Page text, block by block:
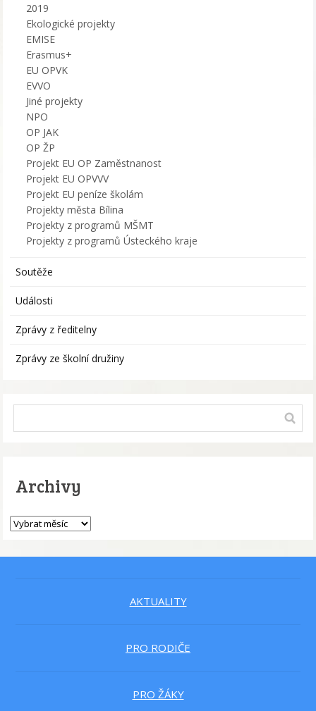
2019
Ekologické projekty
EMISE
Erasmus+
EU OPVK
EVVO
Jiné projekty
NPO
OP JAK
OP ŽP
Projekt EU OP Zaměstnanost
Projekt EU OPVVV
Projekt EU peníze školám
Projekty města Bílina
Projekty z programů MŠMT
Projekty z programů Ústeckého kraje
Soutěže
Události
Zprávy z ředitelny
Zprávy ze školní družiny
Archivy
AKTUALITY
PRO RODIČE
PRO ŽÁKY